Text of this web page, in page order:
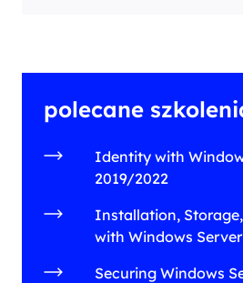
polecane
Identity with
2019/2022
Installation,
with Windows
Securing Windows